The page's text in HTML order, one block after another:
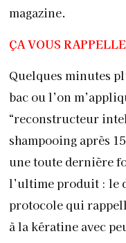
magazine.
ÇA VOUS
Quelques minutes
bac ou l’on
“reconstructeur
shampooing après
une toute dernière
l’ultime produit : le
protocole qui
à la kératine avec